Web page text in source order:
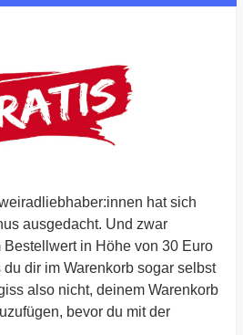
hat sich
ausgedacht. Und zwar
Bestellwert in Höhe von 30 Euro
dir im Warenkorb sogar selbst
also nicht, deinem Warenkorb
bevor du mit der